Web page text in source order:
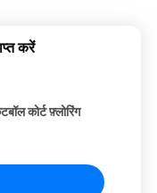
करें
कोर्ट फ़्लोरिंग